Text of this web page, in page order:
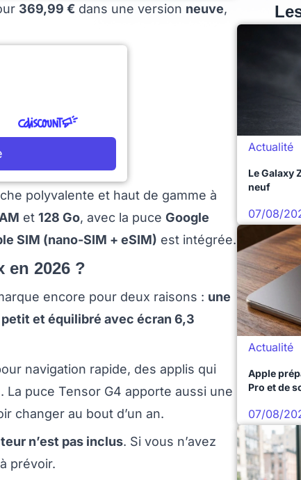
369,99 € dans une version neuve,
polyvalente et haut de gamme à
et 128 Go, avec la puce Google
SIM (nano-SIM + eSIM) est intégrée.
en 2026 ?
encore pour deux raisons : une
et équilibré avec écran 6,3
navigation rapide, des applis qui
puce Tensor G4 apporte aussi une
changer au bout d’un an.
n’est pas inclus. Si vous n’avez
prévoir.
Actualité
Le Galaxy
neuf
07/08/
Actualité
Apple
Pro et de
07/08/